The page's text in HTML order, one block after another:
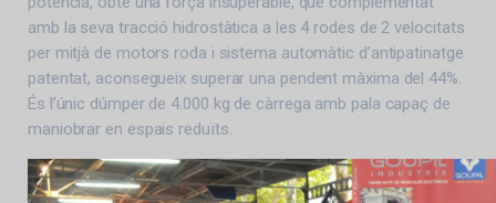
amb la seva tracció hidrostàtica a les 4 rodes de 2 velocitats
per mitjà de motors roda i sistema automàtic d’antipatinatge
patentat, aconsegueix superar una pendent màxima del 44%.
És l’únic dúmper de 4.000 kg de càrrega amb pala capaç de
maniobrar en espais reduïts.